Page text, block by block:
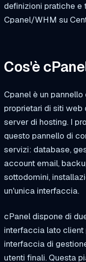
definizioni pratiche e
Cpanel/WHM su
Cos'è
Cpanel è un
proprietari di siti web
server di hosting. I
questo pannello di
servizi: database,
account email,
sottodomini,
un'unica interfaccia.
cPanel dispone di
interfaccia lato client
interfaccia di
utenti finali. Questa